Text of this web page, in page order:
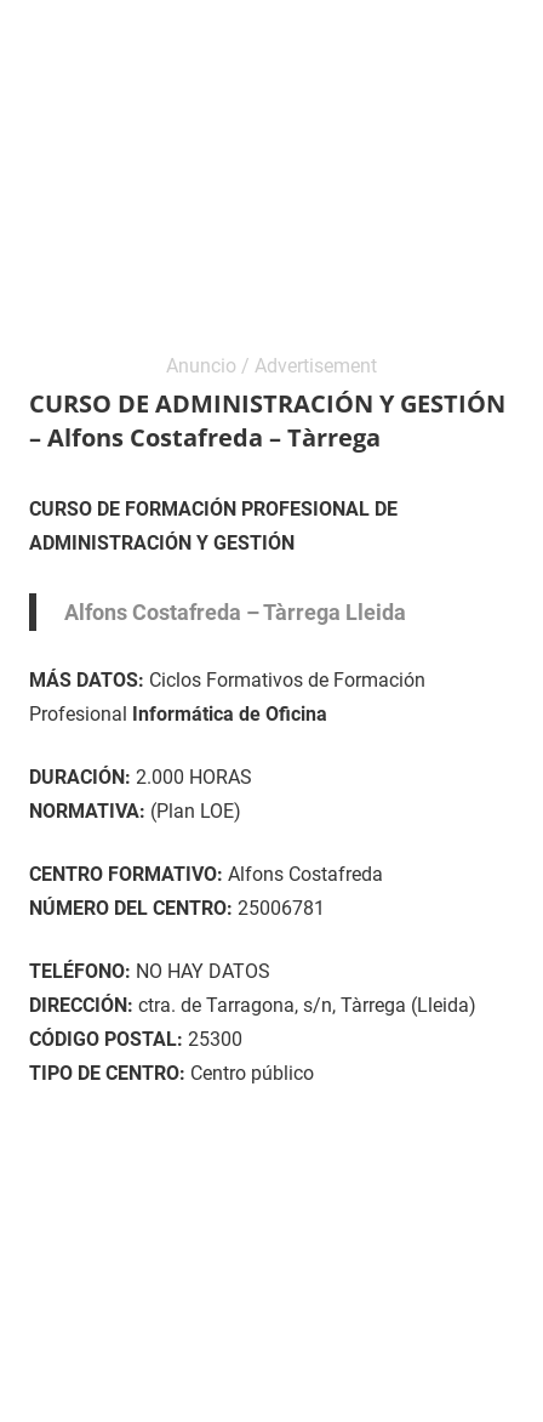
CURSO DE ADMINISTRACIÓN Y GESTIÓN
– Alfons Costafreda – Tàrrega
22
de
de
2021
Maria
ADMINISTRACIÓN
Y
Curso
CURSO DE FORMACIÓN PROFESIONAL DE
ADMINISTRACIÓN Y GESTIÓN
Alfons Costafreda – Tàrrega Lleida
MÁS DATOS: Ciclos Formativos de Formación
Profesional Informática de Oficina
DURACIÓN: 2.000 HORAS
NORMATIVA: (Plan LOE)
CENTRO FORMATIVO: Alfons Costafreda
NÚMERO DEL CENTRO: 25006781
TELÉFONO: NO HAY DATOS
DIRECCIÓN: ctra. de Tarragona, s/n, Tàrrega (Lleida)
CÓDIGO POSTAL: 25300
TIPO DE CENTRO: Centro público